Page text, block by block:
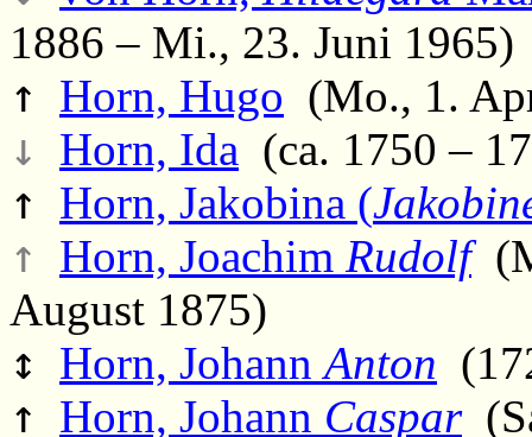
1886 – Mi., 23. Juni 1965)
↑ Horn, Hugo (Mo., 1.
↓ Horn, Ida (ca. 1750 –
↑ Horn, Jakobina (
↑ Horn, Joachim Rudolf
August 1875)
↕ Horn, JohannAnton
↑ Horn, Johann Caspar